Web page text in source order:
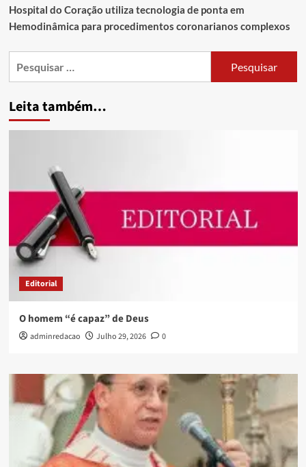
Hospital do Coração utiliza tecnologia de ponta em
Hemodinâmica para procedimentos coronarianos complexos
Leita também…
Editorial
O homem “é capaz” de Deus
adminredacao Julho 29, 2026 0